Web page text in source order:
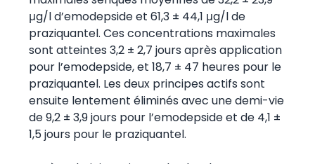
μg/l d’emodepside et 61,3 ± 44,1 μg/l de
praziquantel. Ces concentrations maximales
sont atteintes 3,2 ± 2,7 jours après application
pour l’emodepside, et 18,7 ± 47 heures pour le
praziquantel. Les deux principes actifs sont
ensuite lentement éliminés avec une demi-vie
de 9,2 ± 3,9 jours pour l’emodepside et de 4,1 ±
1,5 jours pour le praziquantel.